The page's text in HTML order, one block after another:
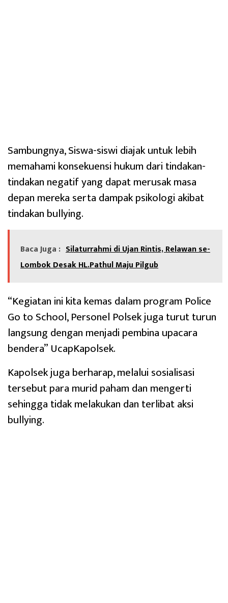
Sambungnya, Siswa-siswi diajak untuk lebih
memahami konsekuensi hukum dari tindakan-
tindakan negatif yang dapat merusak masa
depan mereka serta dampak psikologi akibat
tindakan bullying.
Baca Juga : Silaturrahmi di Ujan Rintis, Relawan se-
Lombok Desak HL.Pathul Maju Pilgub
“Kegiatan ini kita kemas dalam program Police
Go to School, Personel Polsek juga turut turun
langsung dengan menjadi pembina upacara
bendera” UcapKapolsek.
Kapolsek juga berharap, melalui sosialisasi
tersebut para murid paham dan mengerti
sehingga tidak melakukan dan terlibat aksi
bullying.